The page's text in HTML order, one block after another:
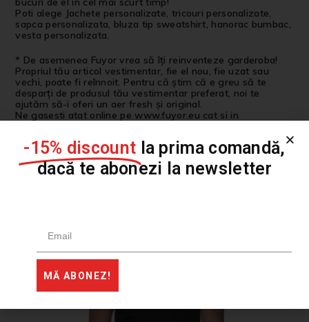
Poti alege Jachete personalizate, tricouri personalizate,
sapca personalizata, bluza tip sweatshirt, hanorac bumbac,
vesta personalizata.
* De asemenea Fuyor vrea să îți reinventeze garderoba!
Propriul tău articol vestimentar, fie el nou, fie uzat sau
vechi, poate fi reînnoit. Pentru că știm că e greu să te
desparți de produsul tău vestimentar preferat, noi te
ajutăm să-i oferi un aer fresh și original.
Ne gasesti atat online pe www.fuyor.eu cat si in
VÂNDUT
-15% discount la prima comandă,
dacă te abonezi la newsletter
MĂ ABONEZ!